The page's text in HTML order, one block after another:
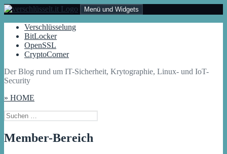
Zum
Inhalt
springen
Verschlüsselt.IT
Der Blog rund um IT-Sicherheit, Krytographie, Linux- und IoT-
Security
Menü und Widgets
Verschlüsselung
BitLocker
OpenSSL
CryptoCorner
Der Blog rund um IT-Sicherheit, Krytographie, Linux- und IoT-
Security
» HOME
Suchen
nach:
Member-Bereich